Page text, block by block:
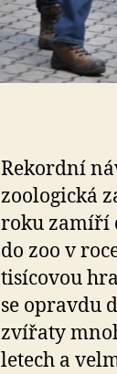
Rekordní
zoologická
roku zamíří
do zoo v
tisícovou
se opravdu
zvířaty
letech a